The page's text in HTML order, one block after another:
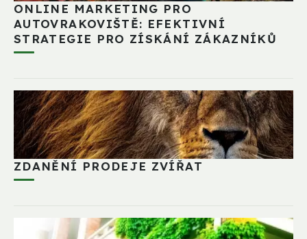
ONLINE MARKETING PRO
AUTOVRAKOVIŠTĚ: EFEKTIVNÍ
STRATEGIE PRO ZÍSKÁNÍ ZÁKAZNÍKŮ
ZDANĚNÍ PRODEJE ZVÍŘAT